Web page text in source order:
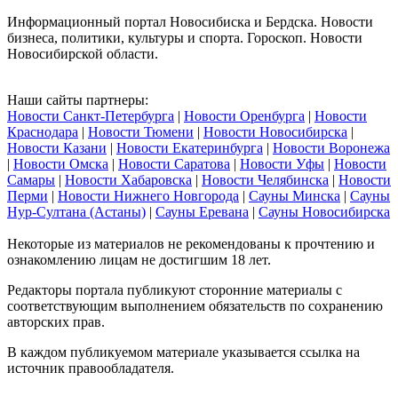
Информационный портал Новосибиска и Бердска. Новости
бизнеса, политики, культуры и спорта. Гороскоп. Новости
Новосибирской области.
Наши сайты партнеры:
Новости Санкт-Петербурга | Новости Оренбурга | Новости
Краснодара | Новости Тюмени | Новости Новосибирска |
Новости Казани | Новости Екатеринбурга | Новости Воронежа
| Новости Омска | Новости Саратова | Новости Уфы | Новости
Самары | Новости Хабаровска | Новости Челябинска | Новости
Перми | Новости Нижнего Новгорода | Сауны Минска | Сауны
Нур-Султана (Астаны) | Сауны Еревана | Сауны Новосибирска
Некоторые из материалов не рекомендованы к прочтению и
ознакомлению лицам не достигшим 18 лет.
Редакторы портала публикуют сторонние материалы с
соответствующим выполнением обязательств по сохранению
авторских прав.
В каждом публикуемом материале указывается ссылка на
источник правообладателя.